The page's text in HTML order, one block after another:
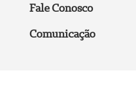
Fale Conosco
Comunicação